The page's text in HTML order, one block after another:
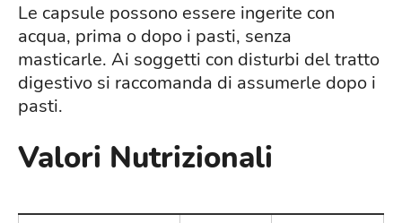
Le capsule possono essere ingerite con
acqua, prima o dopo i pasti, senza
masticarle. Ai soggetti con disturbi del tratto
digestivo si raccomanda di assumerle dopo i
pasti.
Valori Nutrizionali